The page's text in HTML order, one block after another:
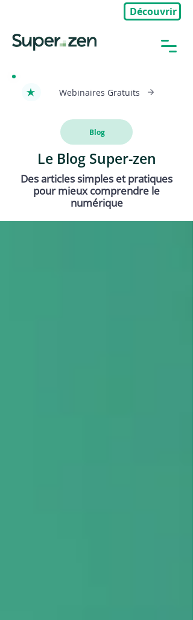
Découvrir
Webinaires Gratuits
Blog
Le Blog Super-zen
Des articles simples et pratiques
pour mieux comprendre le
numérique